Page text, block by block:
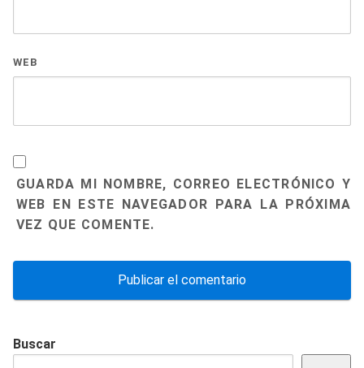
WEB
GUARDA MI NOMBRE, CORREO ELECTRÓNICO Y
WEB EN ESTE NAVEGADOR PARA LA PRÓXIMA
VEZ QUE COMENTE.
Buscar